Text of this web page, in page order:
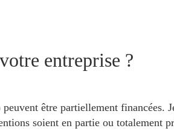
entreprise ?
être partiellement financées.
soient en partie ou totalement